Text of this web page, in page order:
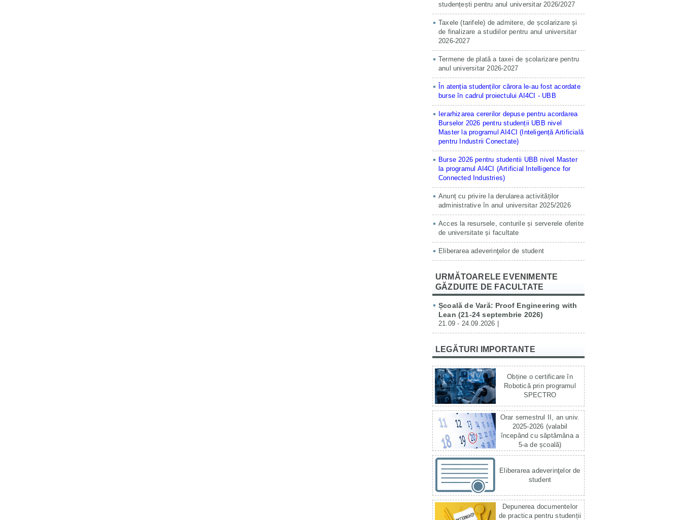
studențești pentru anul universitar 2026/2027
Taxele (tarifele) de admitere, de școlarizare și
de finalizare a studiilor pentru anul universitar
2026-2027
Termene de plată a taxei de școlarizare pentru
anul universitar 2026-2027
În atenția studenților cărora le-au fost acordate
burse în cadrul proiectului AI4CI - UBB
Ierarhizarea cererilor depuse pentru acordarea
Burselor 2026 pentru studenții UBB nivel
Master la programul AI4CI (Inteligență Artificială
pentru Industrii Conectate)
Burse 2026 pentru studentii UBB nivel Master
la programul AI4CI (Artificial Intelligence for
Connected Industries)
Anunț cu privire la derularea activităților
administrative în anul universitar 2025/2026
Acces la resursele, conturile și serverele oferite
de universitate și facultate
Eliberarea adeverinţelor de student
URMĂTOARELE EVENIMENTE
GĂZDUITE DE FACULTATE
Școală de Vară: Proof Engineering with
Lean (21-24 septembrie 2026)
21.09 - 24.09.2026 |
LEGĂTURI IMPORTANTE
Obține o certificare în
Robotică prin programul
SPECTRO
Orar semestrul II, an univ.
2025-2026 (valabil
începând cu săptămâna a
5-a de școală)
Eliberarea adeverinţelor de
student
Depunerea documentelor
de practica pentru studenții